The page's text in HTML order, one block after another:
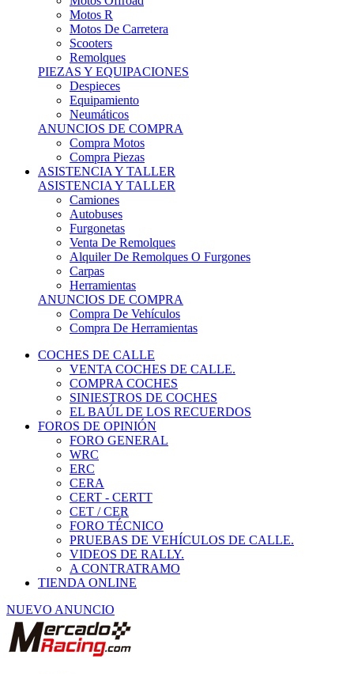
Motos R
Motos De Carretera
Scooters
Remolques
PIEZAS Y EQUIPACIONES
Despieces
Equipamiento
Neumáticos
ANUNCIOS DE COMPRA
Compra Motos
Compra Piezas
ASISTENCIA Y TALLER
ASISTENCIA Y TALLER
Camiones
Autobuses
Furgonetas
Venta De Remolques
Alquiler De Remolques O Furgones
Carpas
Herramientas
ANUNCIOS DE COMPRA
Compra De Vehículos
Compra De Herramientas
COCHES DE CALLE
VENTA COCHES DE CALLE.
COMPRA COCHES
SINIESTROS DE COCHES
EL BAÚL DE LOS RECUERDOS
FOROS DE OPINIÓN
FORO GENERAL
WRC
ERC
CERA
CERT - CERTT
CET / CER
FORO TÉCNICO
PRUEBAS DE VEHÍCULOS DE CALLE.
VIDEOS DE RALLY.
A CONTRATRAMO
TIENDA ONLINE
NUEVO ANUNCIO